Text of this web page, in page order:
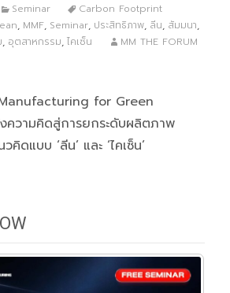
Seminar
Carbon Footprint
, MMF, Seminar, ประสิทธิภาพ, ลีน, สัมมนา,
, อุตสาหกรรม, ไคเซ็น
MM THE FORUM
for Green
วามคิดสู่การยกระดับผลิตภาพ
ดแบบ ‘ลีน’ และ ‘ไคเซ็น’